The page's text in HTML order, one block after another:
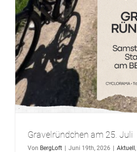
Gravelründchen am 25. Juli
Von BergLoft | Juni 19th, 2026 | Aktuell,